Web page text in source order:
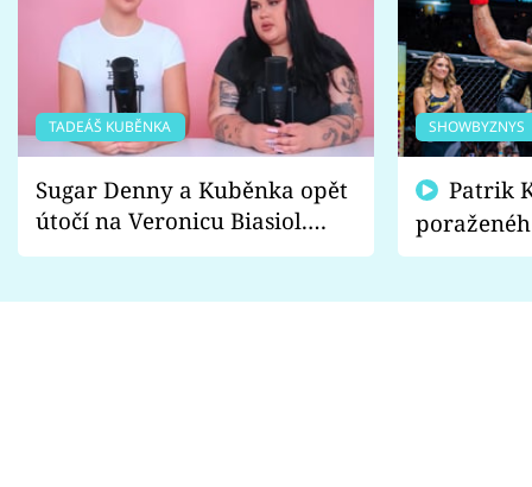
TADEÁŠ KUBĚNKA
Sugar Denny a Kuběnka opět
útočí na Veronicu Biasiol.
Proč je podle nich falešná a
SHOWBYZNYS
fanoušci